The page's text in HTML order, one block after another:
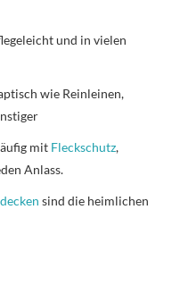
und in vielen
wie Reinleinen,
mit Fleckschutz,
Anlass.
sind die heimlichen